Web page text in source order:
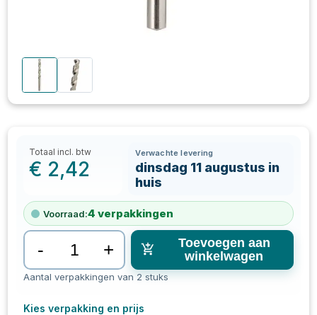
Totaal incl. btw
€ 2,42
Verwachte levering
dinsdag 11 augustus in
huis
Voorraad:4 verpakkingen
- +
Toevoegen aan
winkelwagen
Aantal verpakkingen van 2 stuks
Kies verpakking en prijs